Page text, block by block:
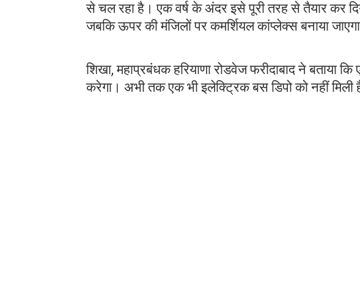
से चल रहा है। एक वर्ष के अंदर इसे पूरी तरह से तैयार कर
जबकि ऊपर की मंजिलों पर कमर्शियल कांप्लेक्स बनाया
शिखा, महाप्रबंधक हरियाणा रोडवेज फरीदाबाद ने बताया
करेगा। अभी तक एक भी इलेक्ट्रिक बस डिपो को नहीं